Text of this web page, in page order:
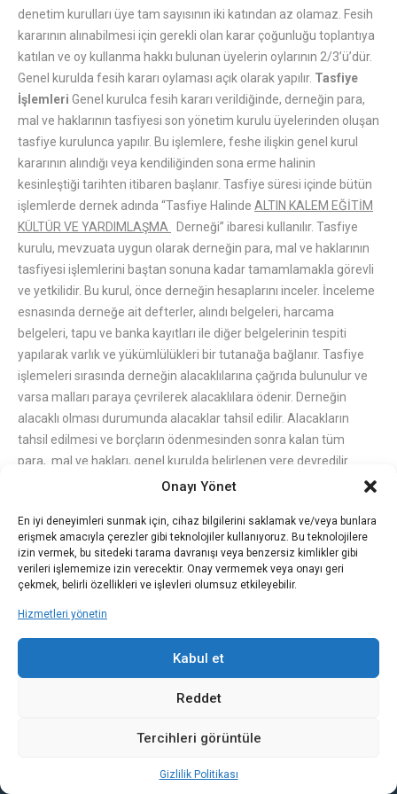
Onayı Yönet
En iyi deneyimleri sunmak için, cihaz bilgilerini saklamak ve/veya bunlara
erişmek amacıyla çerezler gibi teknolojiler kullanıyoruz. Bu teknolojilere
izin vermek, bu sitedeki tarama davranışı veya benzersiz kimlikler gibi
verileri işlememize izin verecektir. Onay vermemek veya onayı geri
çekmek, belirli özellikleri ve işlevleri olumsuz etkileyebilir.
Hizmetleri yönetin
Kabul et
Reddet
Tercihleri görüntüle
Gizlilik Politikası
denetim kurulları üye tam sayısının iki katından az olamaz. Fesih
kararının alınabilmesi için gerekli olan karar çoğunluğu toplantıya
katılan ve oy kullanma hakkı bulunan üyelerin oylarının 2/3’ü’dür.
Genel kurulda fesih kararı oylaması açık olarak yapılır. Tasfiye
İşlemleri Genel kurulca fesih kararı verildiğinde, derneğin para,
mal ve haklarının tasfiyesi son yönetim kurulu üyelerinden oluşan
tasfiye kurulunca yapılır. Bu işlemlere, feshe ilişkin genel kurul
kararının alındığı veya kendiliğinden sona erme halinin
kesinleştiği tarihten itibaren başlanır. Tasfiye süresi içinde bütün
işlemlerde dernek adında “Tasfiye Halinde ALTIN KALEM EĞİTİM
KÜLTÜR VE YARDIMLAŞMA
Derneği” ibaresi kullanılır. Tasfiye
kurulu, mevzuata uygun olarak derneğin para, mal ve haklarının
tasfiyesi işlemlerini baştan sonuna kadar tamamlamakla görevli
ve yetkilidir. Bu kurul, önce derneğin hesaplarını inceler. İnceleme
esnasında derneğe ait defterler, alındı belgeleri, harcama
belgeleri, tapu ve banka kayıtları ile diğer belgelerinin tespiti
yapılarak varlık ve yükümlülükleri bir tutanağa bağlanır. Tasfiye
işlemeleri sırasında derneğin alacaklılarına çağrıda bulunulur ve
varsa malları paraya çevrilerek alacaklılara ödenir. Derneğin
alacaklı olması durumunda alacaklar tahsil edilir. Alacakların
tahsil edilmesi ve borçların ödenmesinden sonra kalan tüm
para, mal ve hakları, genel kurulda belirlenen yere devredilir.
Genel kurulda, devredilecek yer belirlenmemişse derneğin
fazla üyeye sahip derneğe devredilir. Tasfiyeye ilişkin tüm
işlemler tasfiye tutanağında gösterilir ve tasfiye işlemleri, mülki
idare amirliklerince haklı bir nedene dayanılarak verilen ek süreler
hariç üç ay içinde tamamlanır. Derneğin para, mal ve haklarının
tasfiye ve intikal işlemlerinin tamamlanmasını müteakip tasfiye
merkezinin bulunduğu yerin mülki idare amirliğine bildirilmesi ve
bu yazıya tasfiye tutanağının da eklenmesi zorunludur. Derneğin
defter ve belgelerini tasfiye kurulu sıfatıyla son yönetim kurulu
üyesine de verilebilir. Bu defter ve belgelerin saklanma süresi beş
hususlarda Dernekler Kanunu, Türk Medeni Kanunu ve bu